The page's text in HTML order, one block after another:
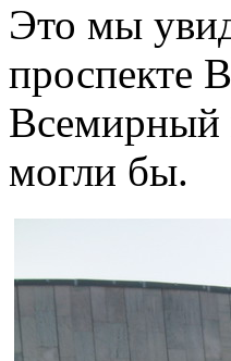
Это мы
проспекте
Всемирный
могли бы.